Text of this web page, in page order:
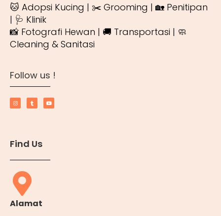
🐱 Adopsi Kucing | ✂️ Grooming | 🏡 Penitipan
| 🩺 Klinik
📸 Fotografi Hewan | 🚚 Transportasi | 🧼
Cleaning & Sanitasi
Follow us !
Find Us
Alamat